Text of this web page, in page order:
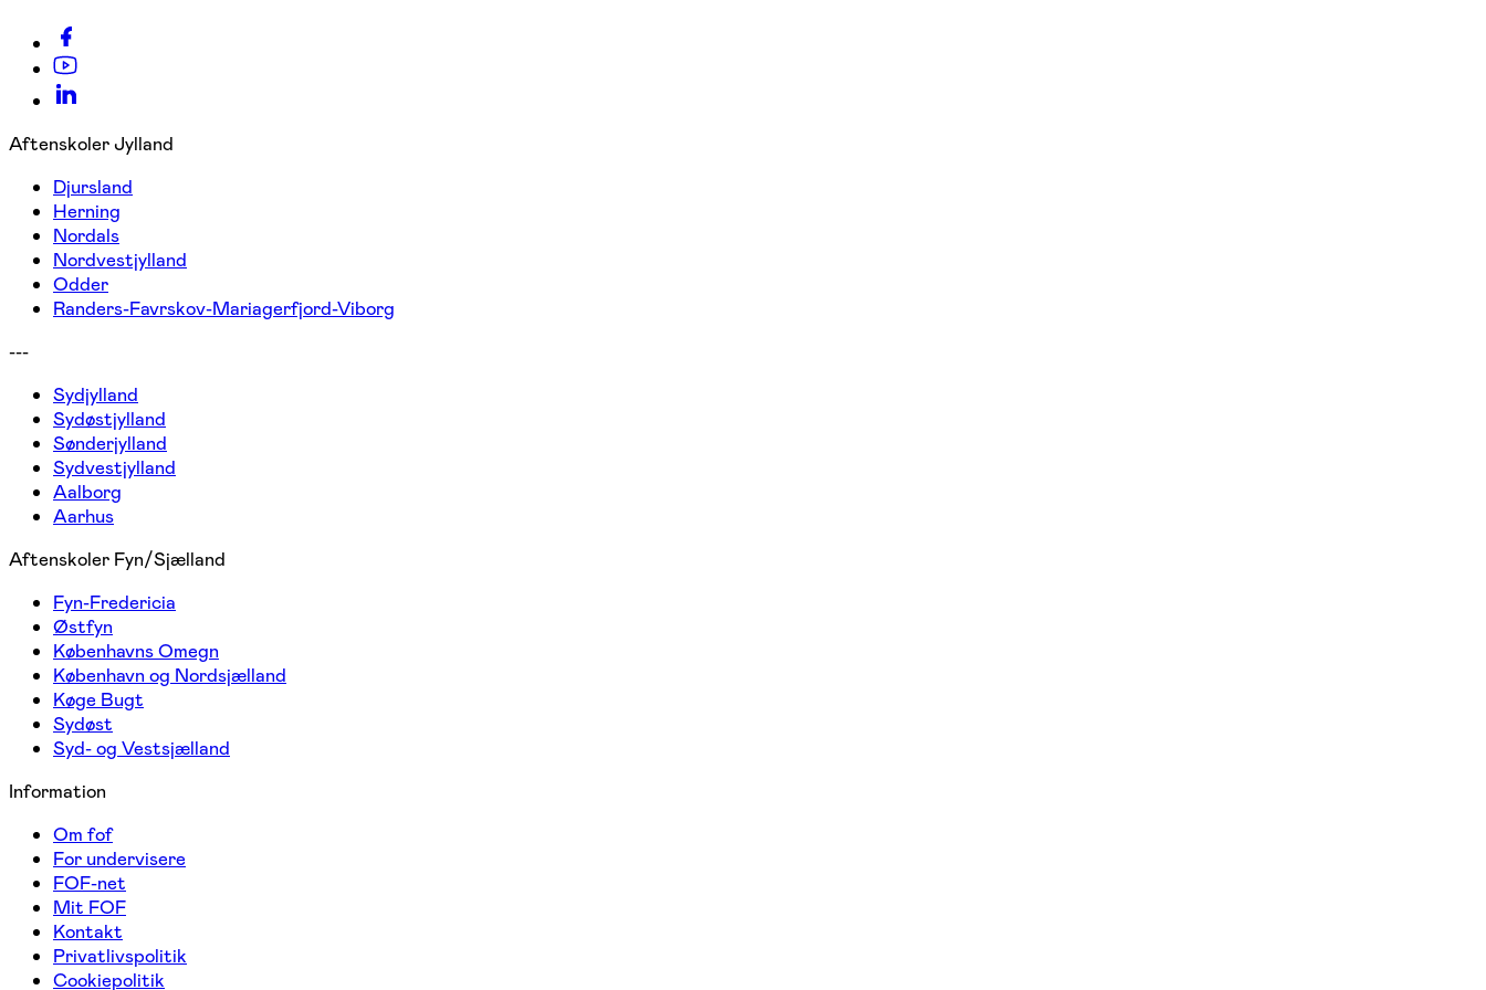
Aftenskoler Jylland
Djursland
Herning
Nordals
Nordvestjylland
Odder
Randers-Favrskov-Mariagerfjord-Viborg
---
Sydjylland
Sydøstjylland
Sønderjylland
Sydvestjylland
Aalborg
Aarhus
Aftenskoler Fyn/Sjælland
Fyn-Fredericia
Østfyn
Københavns Omegn
København og Nordsjælland
Køge Bugt
Sydøst
Syd- og Vestsjælland
Information
Om fof
For undervisere
FOF-net
Mit FOF
Kontakt
Privatlivspolitik
Cookiepolitik